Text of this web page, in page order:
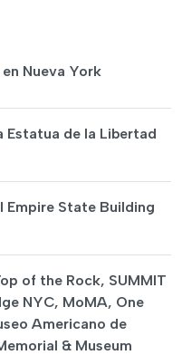
Nueva York
Estatua de la Libertad
Empire State Building
of the Rock, SUMMIT
NYC, MoMA, One
Americano de
& Museum